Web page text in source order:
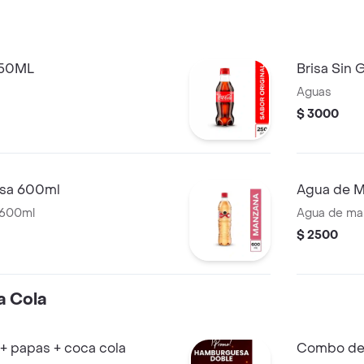
Brisa Sin
Aguas
$ 3000
600ml Agua de
Agua de
$ 2500
Cola
papas + coca cola Combo